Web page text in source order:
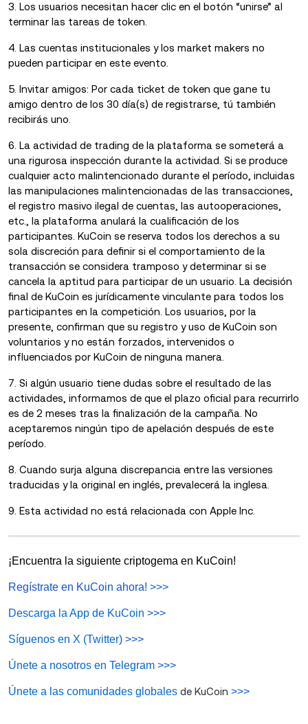
3. Los usuarios necesitan hacer clic en el botón “unirse” al
terminar las tareas de token.
4. Las cuentas institucionales y los market makers no
pueden participar en este evento.
5. Invitar amigos: Por cada ticket de token que gane tu
amigo dentro de los 30 día(s) de registrarse, tú también
recibirás uno.
6. La actividad de trading de la plataforma se someterá a
una rigurosa inspección durante la actividad. Si se produce
cualquier acto malintencionado durante el período, incluidas
las manipulaciones malintencionadas de las transacciones,
el registro masivo ilegal de cuentas, las autooperaciones,
etc., la plataforma anulará la cualificación de los
participantes. KuCoin se reserva todos los derechos a su
sola discreción para definir si el comportamiento de la
transacción se considera tramposo y determinar si se
cancela la aptitud para participar de un usuario. La decisión
final de KuCoin es jurídicamente vinculante para todos los
participantes en la competición. Los usuarios, por la
presente, confirman que su registro y uso de KuCoin son
voluntarios y no están forzados, intervenidos o
influenciados por KuCoin de ninguna manera.
7. Si algún usuario tiene dudas sobre el resultado de las
actividades, informamos de que el plazo oficial para recurrirlo
es de 2 meses tras la finalización de la campaña. No
aceptaremos ningún tipo de apelación después de este
período.
8. Cuando surja alguna discrepancia entre las versiones
traducidas y la original en inglés, prevalecerá la inglesa.
9. Esta actividad no está relacionada con Apple Inc.
¡Encuentra la siguiente criptogema en KuCoin!
Regístrate en KuCoin ahora! >>>
Descarga la App de KuCoin >>>
Síguenos en X (Twitter) >>>
Únete a nosotros en Telegram >>>
Únete a las comunidades globales de KuCoin >>>